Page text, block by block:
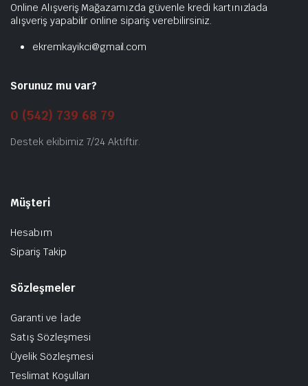
Online Alışveriş Mağazamızda güvenle kredi kartınızlada
alışveriş yapabilir online sipariş verebilirsiniz.
ekremkayikci@gmail.com
Sorunuz mu var?
0 (542) 739 68 79
Destek ekibimiz 7/24 Aktiftir.
Müşteri
Hesabım
Sipariş Takip
Sözleşmeler
Garanti ve İade
Satış Sözleşmesi
Üyelik Sözleşmesi
Teslimat Koşulları